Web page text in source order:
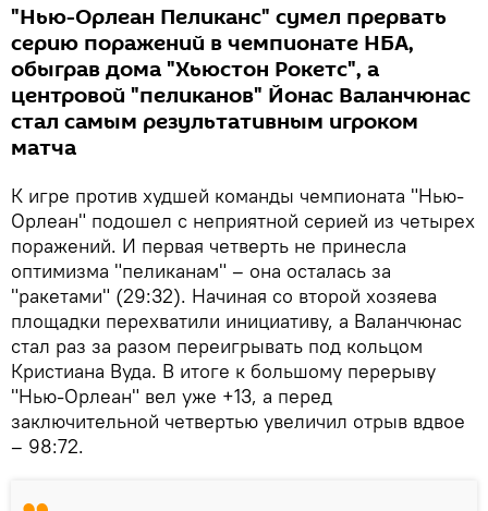
"Нью-Орлеан Пеликанс" сумел прервать
серию поражений в чемпионате НБА,
обыграв дома "Хьюстон Рокетс", а
центровой "пеликанов" Йонас Валанчюнас
стал самым результативным игроком
матча
К игре против худшей команды чемпионата "Нью-
Орлеан" подошел с неприятной серией из четырех
поражений. И первая четверть не принесла
оптимизма "пеликанам" – она осталась за
"ракетами" (29:32). Начиная со второй хозяева
площадки перехватили инициативу, а Валанчюнас
стал раз за разом переигрывать под кольцом
Кристиана Вуда. В итоге к большому перерыву
"Нью-Орлеан" вел уже +13, а перед
заключительной четвертью увеличил отрыв вдвое
– 98:72.